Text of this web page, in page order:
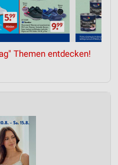
Themen entdecken!